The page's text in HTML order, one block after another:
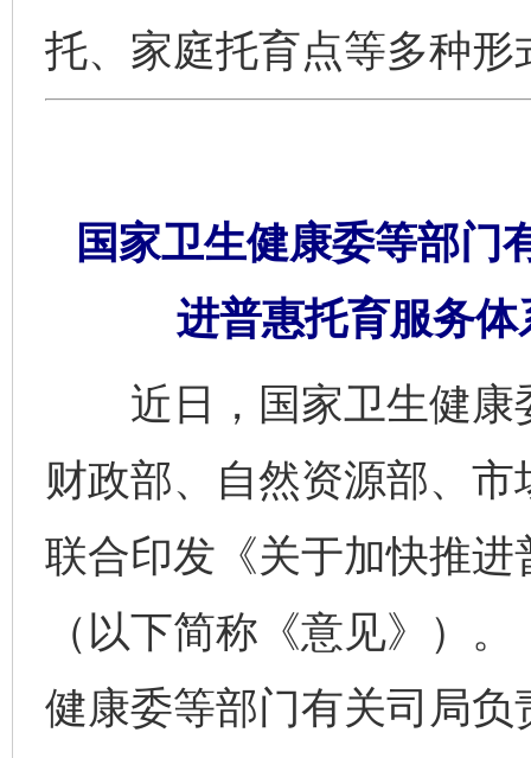
托、家庭托育点等多种
国家卫生健康委等部门
进普惠托育服务
近日，国家卫生健康
财政部、自然资源部、
联合印发《关于加快推
（以下简称《意见》）
健康委等部门有关司局